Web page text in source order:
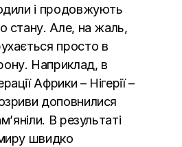
і продовжують
стану. Але, на жаль,
просто в
Наприклад, в
Африки – Нігерії –
доповнилися
В результаті
швидко